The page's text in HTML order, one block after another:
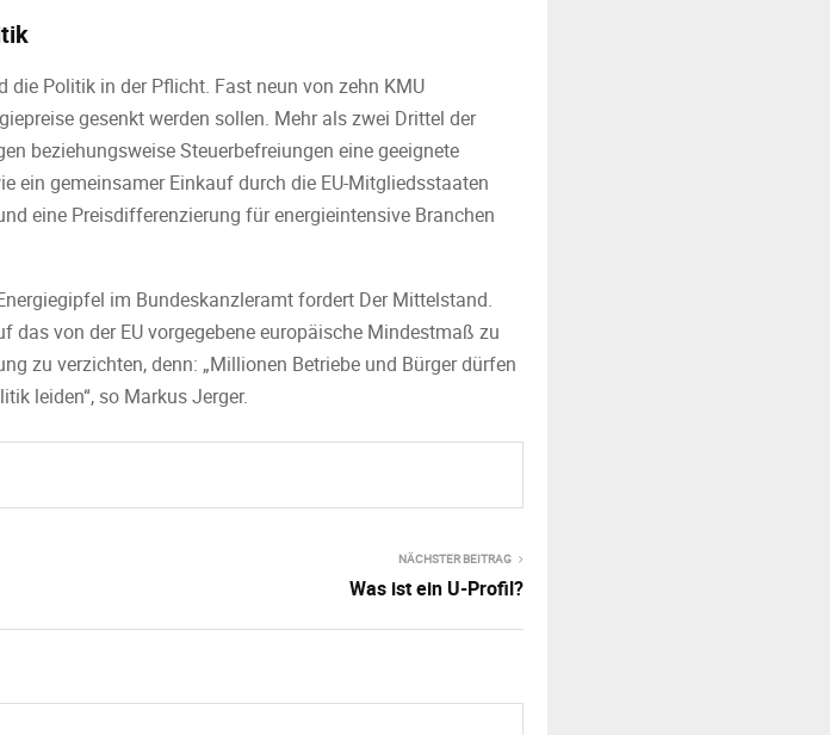
die Politik in der Pflicht. Fast neun von zehn KMU
gesenkt werden sollen. Mehr als zwei Drittel der
beziehungsweise Steuerbefreiungen eine geeignete
ein gemeinsamer Einkauf durch die EU-Mitgliedsstaaten
eine Preisdifferenzierung für energieintensive Branchen
im Bundeskanzleramt fordert Der Mittelstand.
das von der EU vorgegebene europäische Mindestmaß zu
zu verzichten, denn: „Millionen Betriebe und Bürger dürfen
leiden“, so Markus Jerger.
NÄCHSTER BEITRAG
Was ist ein U-Profil?